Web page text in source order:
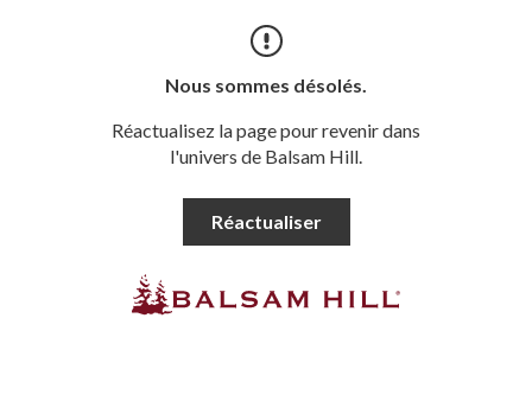
Nous sommes désolés.
Réactualisez la page pour revenir dans
l'univers de Balsam Hill.
Réactualiser